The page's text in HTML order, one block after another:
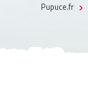
Pupuce.fr